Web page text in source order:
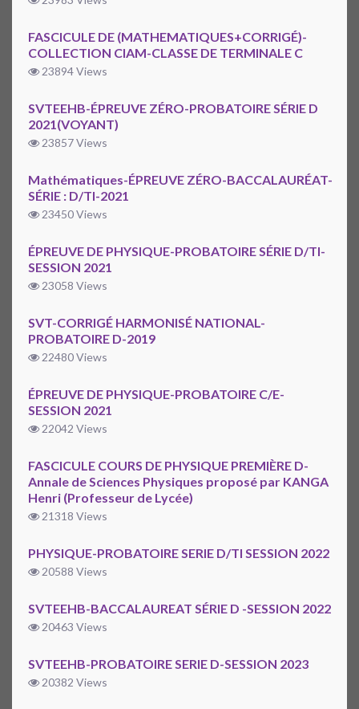
FASCICULE DE (MATHEMATIQUES+CORRIGÉ)-
COLLECTION CIAM-CLASSE DE TERMINALE C
23894 Views
SVTEEHB-ÉPREUVE ZÉRO-PROBATOIRE SÉRIE D
2021(VOYANT)
23857 Views
Mathématiques-ÉPREUVE ZÉRO-BACCALAURÉAT-
SÉRIE : D/TI-2021
23450 Views
ÉPREUVE DE PHYSIQUE-PROBATOIRE SÉRIE D/TI-
SESSION 2021
23058 Views
SVT-CORRIGÉ HARMONISÉ NATIONAL-
PROBATOIRE D-2019
22480 Views
ÉPREUVE DE PHYSIQUE-PROBATOIRE C/E-
SESSION 2021
22042 Views
FASCICULE COURS DE PHYSIQUE PREMIÈRE D-
Annale de Sciences Physiques proposé par KANGA
Henri (Professeur de Lycée)
21318 Views
PHYSIQUE-PROBATOIRE SERIE D/TI SESSION 2022
20588 Views
SVTEEHB-BACCALAUREAT SÉRIE D -SESSION 2022
20463 Views
SVTEEHB-PROBATOIRE SERIE D-SESSION 2023
20382 Views